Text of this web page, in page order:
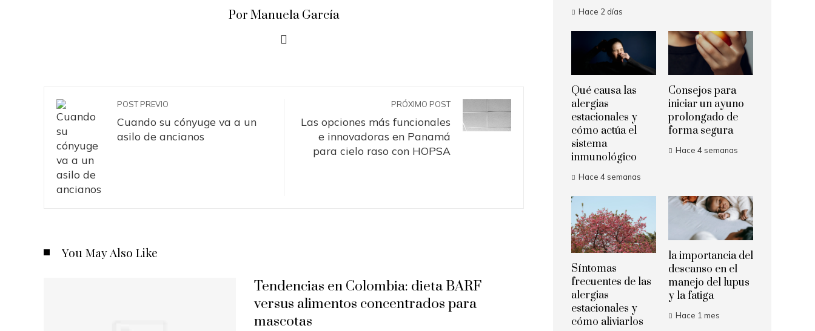
Por Manuela García
POST PREVIO
Cuando su cónyuge va a un
asilo de ancianos
PRÓXIMO POST
Las opciones más funcionales
e innovadoras en Panamá
para cielo raso con HOPSA
You May Also Like
Tendencias en Colombia: dieta BARF
versus alimentos concentrados para
mascotas
Hace 2 días
Qué causa las
alergias
estacionales y
cómo actúa el
sistema
inmunológico
Hace 4 semanas
Consejos para
iniciar un ayuno
prolongado de
forma segura
Hace 4 semanas
Síntomas
frecuentes de las
alergias
estacionales y
cómo aliviarlos
la importancia del
descanso en el
manejo del lupus
y la fatiga
Hace 1 mes